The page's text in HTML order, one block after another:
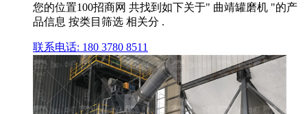
您的位置100招商网 共找到如下关于" 曲靖罐磨机 "的产
品信息 按类目筛选 相关分 .
联系电话: 180 3780 8511